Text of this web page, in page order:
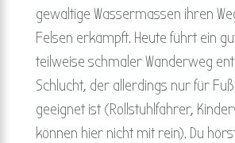
gewaltige Wassermassen ihren
Felsen erkämpft. Heute führt ein
teilweise schmaler Wanderweg
Schlucht, der allerdings nur für
geeignet ist (Rollstuhlfahrer,
können hier nicht mit rein). Du